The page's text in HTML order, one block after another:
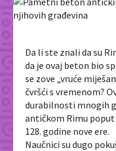
Da li ste znali da su
da je ovaj beton bio
se zove „vruće
čvršći s vremenom?
durabilnosti mnogih
antičkom Rimu poput
128. godine nove ere.
Naučnici su dugo